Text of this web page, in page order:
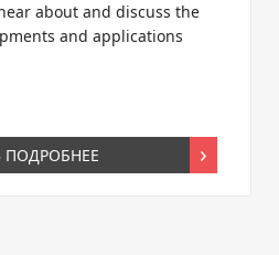
about and discuss the
and applications
ПОДРОБНЕЕ